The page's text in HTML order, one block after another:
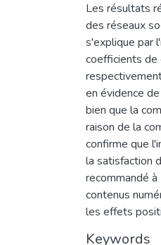
Les résultats
des réseaux
s'explique par
coefficients de
en évidence
bien que la
raison de la
confirme que
la satisfaction
recommandé
contenus
les effets
Keywords